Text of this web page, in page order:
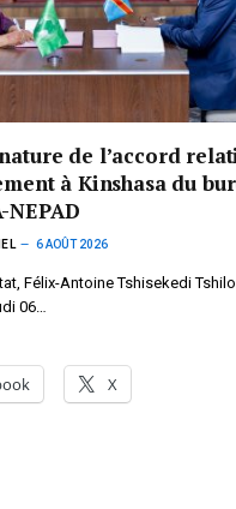
de l’accord
à Kinshasa du
NEPAD
6 AOÛT 2026
Félix-Antoine Tshisekedi
06…
X